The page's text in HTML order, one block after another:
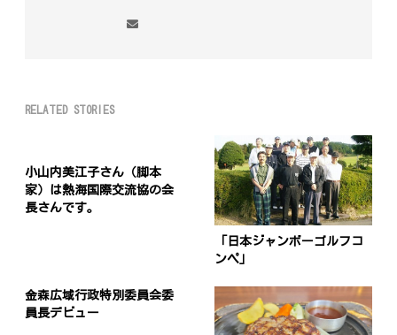
RELATED STORIES
小山内美江子さん（脚本
家）は熱海国際交流協の会
長さんです。
「日本ジャンボーゴルフコ
ンペ」
金森広域行政特別委員会委
員長デビュー